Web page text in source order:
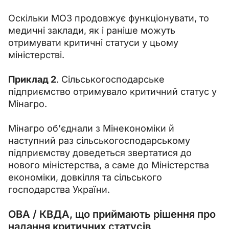
Оскільки МОЗ продовжує функціонувати, то
медичні заклади, як і раніше можуть
отримувати критичні статуси у цьому
міністерстві.
Приклад 2. Сільськогосподарське
підприємство отримувало критичний статус у
Мінагро.
Мінагро об’єднали з Мінекономіки й
наступний раз сільськогосподарському
підприємству доведеться звертатися до
нового міністерства, а саме до Міністерства
економіки, довкілля та сільського
господарства України.
ОВА / КВДА, що приймають рішення про
надання критичних статусів